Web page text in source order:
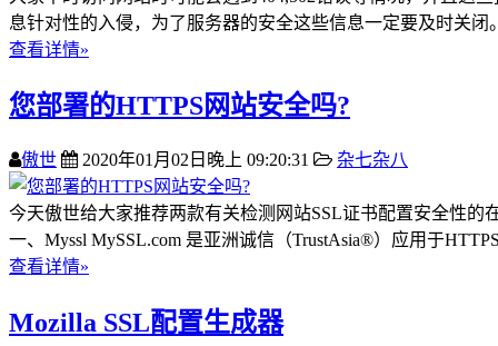
息针对性的入侵，为了服务器的安全这些信息一定要及时关闭
查看详情»
您部署的HTTPS网站安全吗?
傲世 2020年01月02日晚上 09:20:31 杂七杂八
今天傲世给大家推荐两款有关检测网站SSL证书配置安全性的
一、Myssl MySSL.com 是亚洲诚信（TrustAsia®）应用于
查看详情»
Mozilla SSL配置生成器